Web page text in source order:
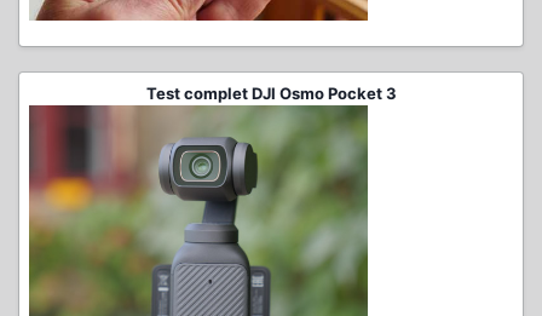
Test complet DJI Osmo Pocket 3